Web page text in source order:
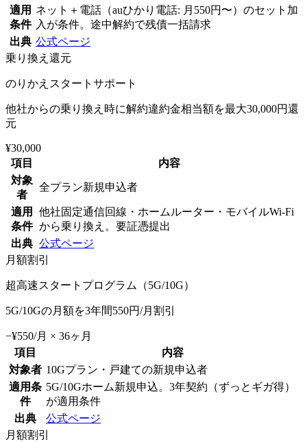
適用
条件
ネット＋電話（auひかり電話: 月550円〜）のセット加
入が条件。途中解約で残債一括請求
出典 公式ページ
乗り換え還元
のりかえスタートサポート
他社からの乗り換え時に解約違約金相当額を最大30,000円還
元
¥30,000
項目
内容
対象
者
全プラン新規申込者
適用
条件
他社固定通信回線・ホームルーター・モバイルWi-Fi
から乗り換え。要証憑提出
出典 公式ページ
月額割引
超高速スタートプログラム（5G/10G）
5G/10Gの月額を3年間550円/月割引
−¥550/月 × 36ヶ月
項目
内容
対象者 10Gプラン・戸建ての新規申込者
適用条
件
5G/10Gホーム新規申込。3年契約（ずっとギガ得）
が適用条件
出典
公式ページ
月額割引